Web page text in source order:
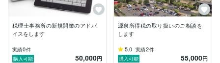
税理士事務所の新規開業のアドバ
イスをします
実績0件
購入可能
50,000円
源泉所得税の取り扱いのご相談を
します
5.0 実績2件
購入可能
55,000円